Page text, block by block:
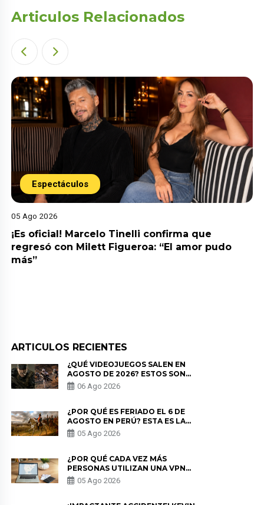
Articulos Relacionados
Espectáculos
05 Ago 2026
¡Es oficial! Marcelo Tinelli confirma que
regresó con Milett Figueroa: “El amor pudo
más”
ARTICULOS RECIENTES
¿QUÉ VIDEOJUEGOS SALEN EN
AGOSTO DE 2026? ESTOS SON
LOS ESTRENOS MÁS ESPERADOS
06 Ago 2026
¿POR QUÉ ES FERIADO EL 6 DE
AGOSTO EN PERÚ? ESTA ES LA
HISTORIA
05 Ago 2026
¿POR QUÉ CADA VEZ MÁS
PERSONAS UTILIZAN UNA VPN
PARA PROTEGER SU
PRIVACIDAD?
05 Ago 2026